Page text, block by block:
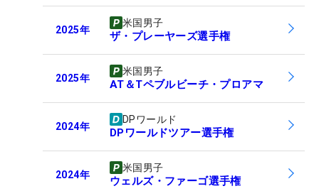
2025年
米国男子
ザ・プレーヤーズ選手権
2025年
米国男子
AT＆Tペブルビーチ・プロアマ
2024年
DPワールド
DPワールドツアー選手権
2024年
米国男子
ウェルズ・ファーゴ選手権